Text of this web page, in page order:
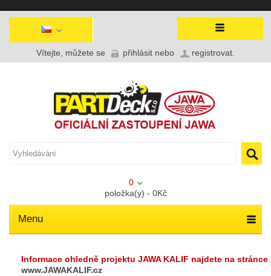
Vítejte, můžete se přihlásit nebo registrovat
0
položka(y) - 0Kč
Menu
Informace ohledně projektu JAWA KALIF najdete na stránce
www.JAWAKALIF.cz